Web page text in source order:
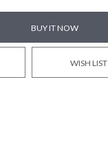
BUY IT NOW
WISH LIST